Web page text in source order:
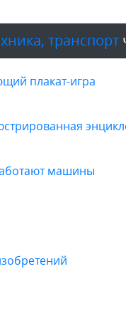
транспорт
плакат-игра
машины